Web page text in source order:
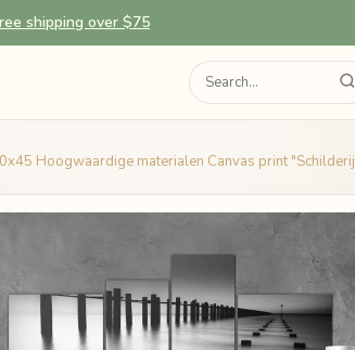
shipping over $75
Hoogwaardige materialen Canvas print "Schilderij